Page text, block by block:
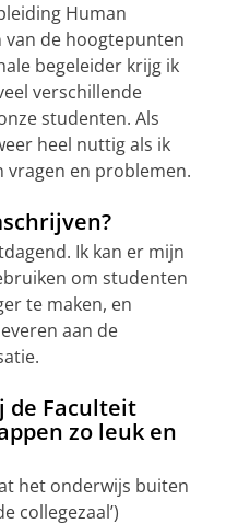
Human
van de hoogtepunten
begeleider krijg ik
verschillende
studenten. Als
heel nuttig als ik
en problemen.
Ik kan er mijn
om studenten
te maken, en
aan de
de Faculteit
zo leuk en
het onderwijs buiten
collegezaal’)